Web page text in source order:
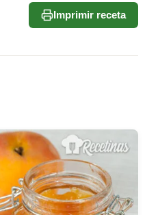
Imprimir receta